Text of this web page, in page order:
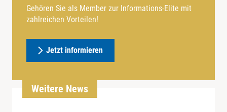
Gehören Sie als Member zur Informations-Elite mit
zahlreichen Vorteilen!
Jetzt informieren
Weitere News